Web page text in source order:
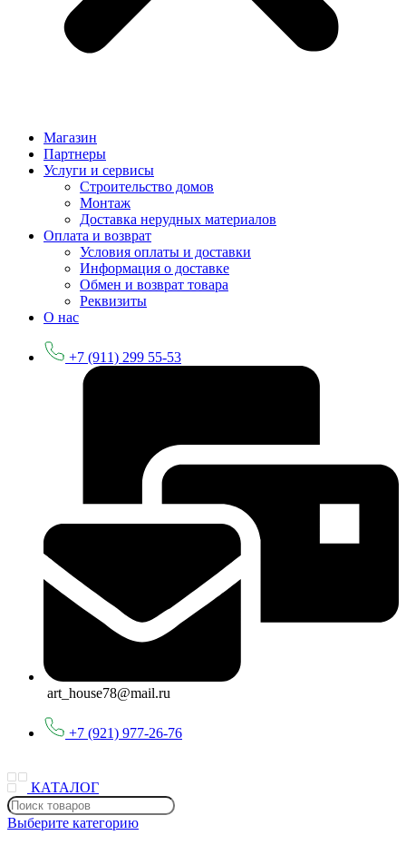
Магазин
Партнеры
Услуги и сервисы
Строительство домов
Монтаж
Доставка нерудных материалов
Оплата и возврат
Условия оплаты и доставки
Информация о доставке
Обмен и возврат товара
Реквизиты
О нас
+7 (911) 299 55-53
art_house78@mail.ru
+7 (921) 977-26-76
КАТАЛОГ
Выберите категорию